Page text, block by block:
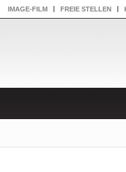
IMAGE-FILM FREIE STELLEN